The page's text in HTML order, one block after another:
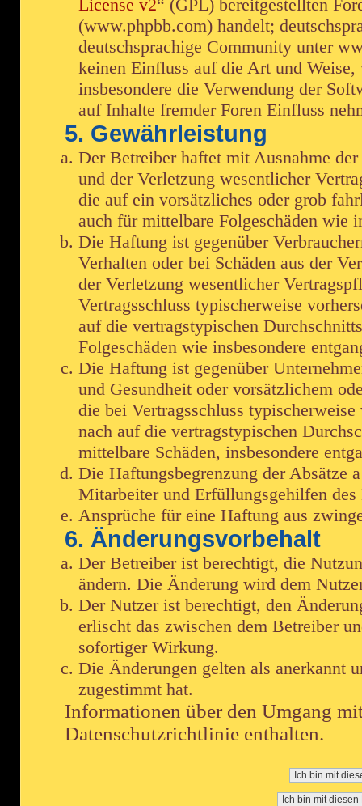
License v2“ (GPL) bereitgestellten
(www.phpbb.com) handelt;
deutschsprachige Community unter
keinen Einfluss auf die Art und
insbesondere die Verwendung der
auf Inhalte fremder Foren Einfluss
5. Gewährleistung
Der Betreiber haftet mit Ausnahme
und der Verletzung wesentlicher
die auf ein vorsätzliches oder grob
auch für mittelbare Folgeschäden wie
Die Haftung ist gegenüber
Verhalten oder bei Schäden aus der
der Verletzung wesentlicher
Vertragsschluss typischerweise
auf die vertragstypischen
Folgeschäden wie insbesondere
Die Haftung ist gegenüber
und Gesundheit oder vorsätzlichem
die bei Vertragsschluss
nach auf die vertragstypischen
mittelbare Schäden, insbesondere
Die Haftungsbegrenzung der Absätze
Mitarbeiter und Erfüllungsgehilfen des
Ansprüche für eine Haftung aus
6. Änderungsvorbehalt
Der Betreiber ist berechtigt, die
ändern. Die Änderung wird dem
Der Nutzer ist berechtigt, den
erlischt das zwischen dem Betreiber
sofortiger Wirkung.
Die Änderungen gelten als anerkannt
zugestimmt hat.
Informationen über den Umgang
Datenschutzrichtlinie enthalten.